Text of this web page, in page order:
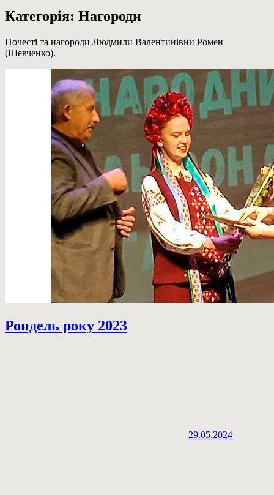
Категорія: Нагороди
Почесті та нагороди Людмили Валентинівни Ромен
(Шевченко).
Рондель року 2023
29.05.2024